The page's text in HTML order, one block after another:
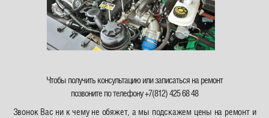
Чтобы получить консультацию или записаться на ремонт
позвоните по телефону +7(812) 425 68 48
Звонок Вас ни к чему не обяжет, а мы подскажем цены на ремонт и